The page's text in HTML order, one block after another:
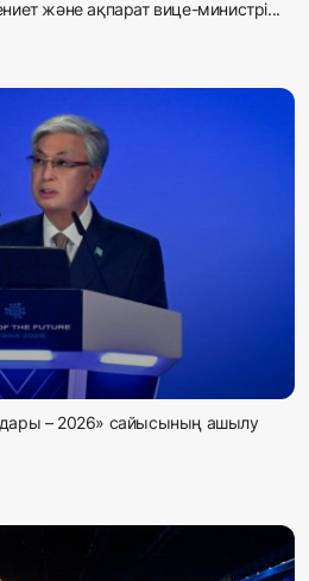
және ақпарат вице-министрі...
– 2026» сайысының ашылу